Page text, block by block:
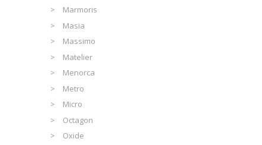
Marmoris
Masia
Massimo
Matelier
Menorca
Metro
Micro
Octagon
Oxide